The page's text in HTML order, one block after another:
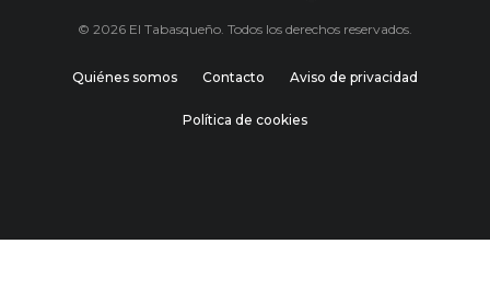
© 2026 El Tabasqueño. Todos los derechos reservados.
Quiénes somos Contacto Aviso de privacidad
Política de cookies